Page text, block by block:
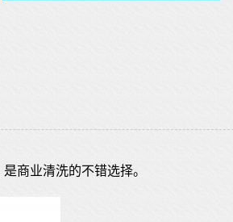
商业清洗的不错选择。